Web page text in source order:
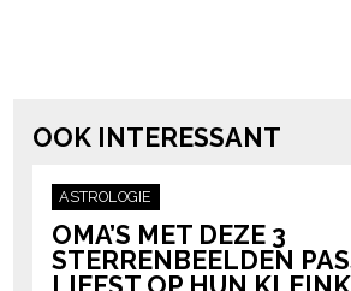
OOK INTERESSANT
ASTROLOGIE
OMA’S MET DEZE 3
STERRENBEELDEN